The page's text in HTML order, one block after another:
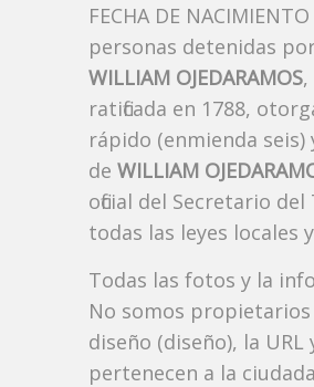
FECHA DE
personas detenidas
WILLIAM OJEDARAMOS
ratificada en 1788,
rápido (enmienda
de WILLIAM
oficial del Secretario
todas las leyes locales
Todas las fotos y la
No somos
diseño (diseño), la
pertenecen a la